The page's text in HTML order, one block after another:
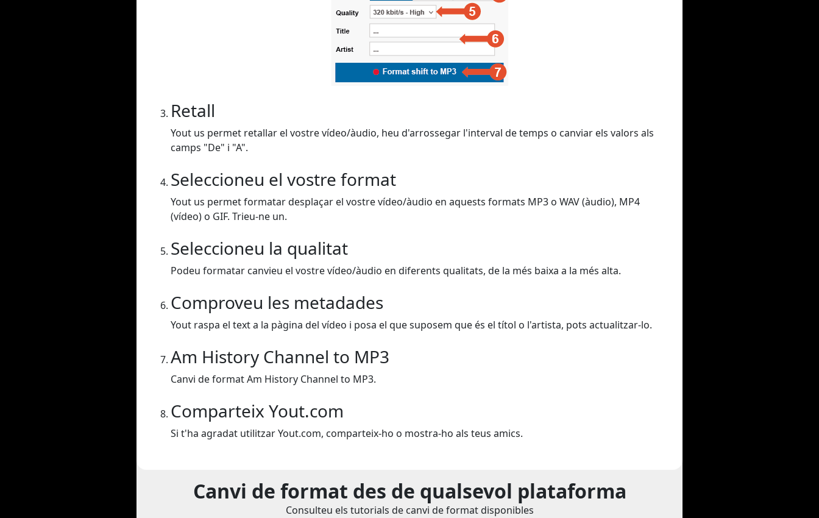
Retall
Yout us permet retallar el vostre vídeo/àudio, heu d'arrossegar l'interval de temps o canviar els valors als
camps "De" i "A".
Seleccioneu el vostre format
Yout us permet formatar desplaçar el vostre vídeo/àudio en aquests formats MP3 o WAV (àudio), MP4
(vídeo) o GIF. Trieu-ne un.
Seleccioneu la qualitat
Podeu formatar canvieu el vostre vídeo/àudio en diferents qualitats, de la més baixa a la més alta.
Comproveu les metadades
Yout raspa el text a la pàgina del vídeo i posa el que suposem que és el títol o l'artista, pots actualitzar-lo.
Am History Channel to MP3
Canvi de format Am History Channel to MP3.
Comparteix Yout.com
Si t'ha agradat utilitzar Yout.com, comparteix-ho o mostra-ho als teus amics.
Canvi de format des de qualsevol plataforma
Consulteu els tutorials de canvi de format disponibles